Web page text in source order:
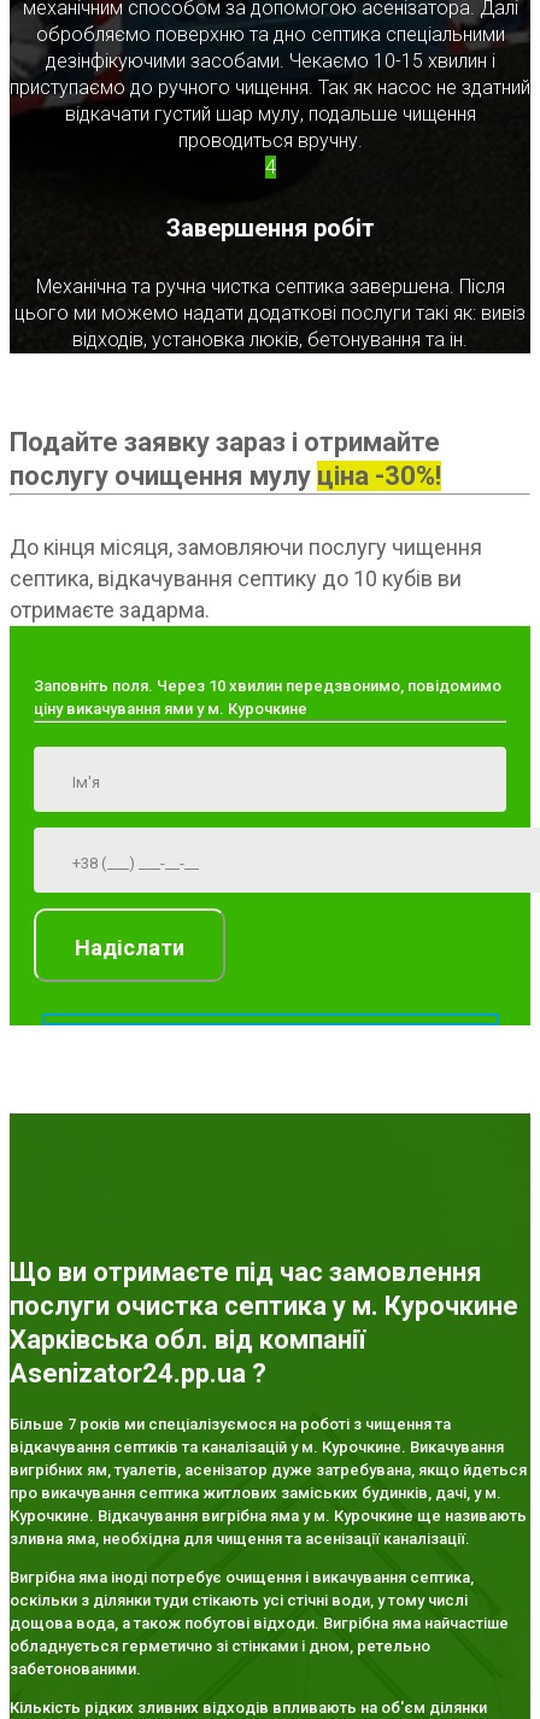
механічним способом за допомогою асенізатора. Далі
обробляємо поверхню та дно септика спеціальними
дезінфікуючими засобами. Чекаємо 10-15 хвилин і
приступаємо до ручного чищення. Так як насос не здатний
відкачати густий шар мулу, подальше чищення
проводиться вручну.
4
Завершення робіт
Механічна та ручна чистка септика завершена. Після
цього ми можемо надати додаткові послуги такі як: вивіз
відходів, установка люків, бетонування та ін.
Подайте заявку зараз і отримайте
послугу очищення мулу ціна -30%!
До кінця місяця, замовляючи послугу чищення
септика, відкачування септику до 10 кубів ви
отримаєте задарма.
Заповніть поля. Через 10 хвилин передзвонимо, повідомимо
ціну викачування ями у м. Курочкине
Що ви отримаєте під час замовлення
послуги очистка септика у м. Курочкине
Харківська обл. від компанії
Asenizator24.pp.ua ?
Більше 7 років ми спеціалізуємося на роботі з чищення та
відкачування септиків та каналізацій у м. Курочкине. Викачування
вигрібних ям, туалетів, асенізатор дуже затребувана, якщо йдеться
про викачування септика житлових заміських будинків, дачі, у м.
Курочкине. Відкачування вигрібна яма у м. Курочкине ще називають
зливна яма, необхідна для чищення та асенізації каналізації.
Вигрібна яма іноді потребує очищення і викачування септика,
оскільки з ділянки туди стікають усі стічні води, у тому числі
дощова вода, а також побутові відходи. Вигрібна яма найчастіше
обладнується герметично зі стінками і дном, ретельно
забетонованими.
Кількість рідких зливних відходів впливають на об'єм ділянки